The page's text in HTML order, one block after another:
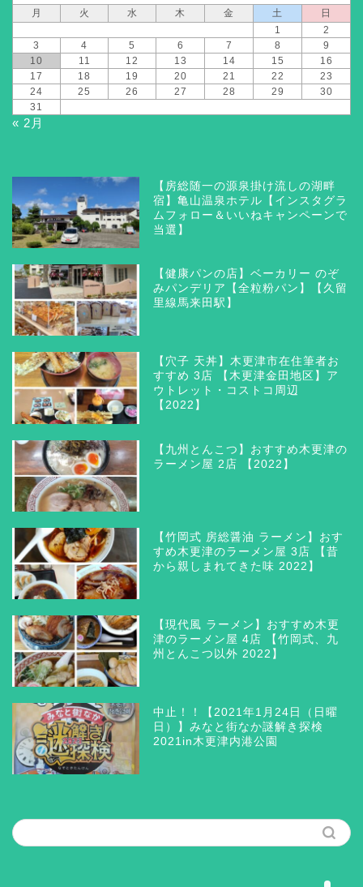
月
火 水 木 金 土
日
1
2
3
4 5 6 7 8
9
10
11 12 13 14 15
16
17
18 19 20 21 22
23
24
25 26 27 28 29
30
31
« 2月
【房総随一の源泉掛け流しの湖畔
宿】亀山温泉ホテル【インスタグラ
ムフォロー＆いいねキャンペーンで
当選】
【健康パンの店】ベーカリー のぞ
みパンデリア【全粒粉パン】【久留
里線馬来田駅】
【穴子 天丼】木更津市在住筆者お
すすめ 3店 【木更津金田地区】ア
ウトレット・コストコ周辺
【2022】
【九州とんこつ】おすすめ木更津の
ラーメン屋 2店 【2022】
【竹岡式 房総醤油 ラーメン】おす
すめ木更津のラーメン屋 3店 【昔
から親しまれてきた味 2022】
【現代風 ラーメン】おすすめ木更
津のラーメン屋 4店 【竹岡式、九
州とんこつ以外 2022】
中止！！【2021年1月24日（日曜
日）】みなと街なか謎解き探検
2021in木更津内港公園
三井アウトレットパーク木
更津
ラーメン つけ麺 まぜそ